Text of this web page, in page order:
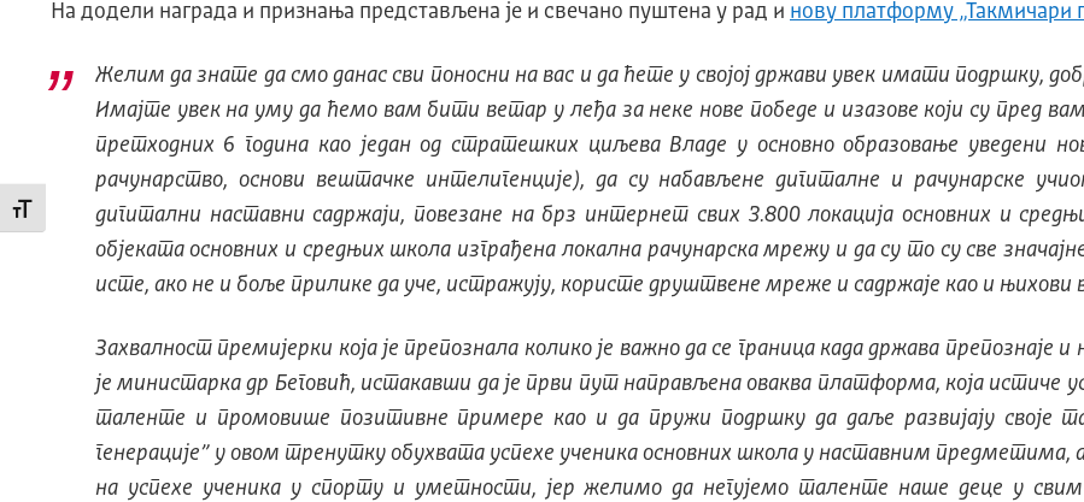
Промени величину слова
На додели награда и признања представљена је и свечано пуштена у рад и нову платформу „Такмичари
Желим да знате да смо данас сви поносни на вас и да ћете у својој држави увек имати подршку,
Имајте увек на уму да ћемо вам бити ветар у леђа за неке нове победе и изазове који су пред
претходних 6 година као један од стратешких циљева Владе у основно образовање уведени
рачунарство, основи вештачке интелигенције), да су набављене дигиталне и рачунарске
дигитални наставни садржаји, повезане на брз интернет свих 3.800 локација основних и
објеката основних и средњих школа изграђена локална рачунарска мрежу и да су то су све
исте, ако не и боље прилике да уче, истражују, користе друштвене мреже и садржаје као и
Захвалност премијерки која је препознала колико је важно да се граница када држава препознаје
је министарка др Беговић, истакавши да је први пут направљена оваква платформа, која истиче
таленте и промовише позитивне примере као и да пружи подршку да даље развијају своје
генерације” у овом тренутку обухвата успехе ученика основних школа у наставним
на успехе ученика у спорту и уметности, јер желимо да негујемо таленте наше деце у